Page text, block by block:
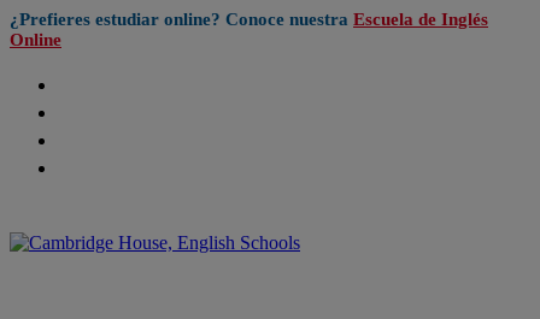
¿Prefieres estudiar online? Conoce nuestra Escuela de Inglés
Online